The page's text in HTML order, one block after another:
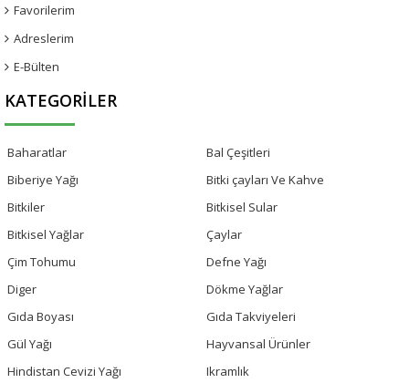
Favorilerim
Adreslerim
E-Bülten
KATEGORILER
Baharatlar
Bal Çeşitleri
Biberiye Yağı
Bitki çayları Ve Kahve
Bitkiler
Bitkisel Sular
Bitkisel Yağlar
Çaylar
Çim Tohumu
Defne Yağı
Diger
Dökme Yağlar
Gıda Boyası
Gıda Takviyeleri
Gül Yağı
Hayvansal Ürünler
Hindistan Cevizi Yağı
Ikramlık